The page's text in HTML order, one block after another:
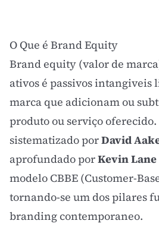
O Que é Brand Equity
Brand equity (valor de
ativos é passivos intangiveis
marca que adicionam ou
produto ou serviço
sistematizado porDavid
aprofundado porKevin
modelo CBBE (Customer-
tornando-se um dos pilares
brandingcontemporaneo.